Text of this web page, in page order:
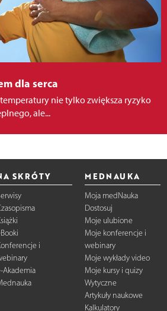
dla serca
nie tylko zwiększa ryzyko
ale...
SKRÓTY
i
Akademia
MEDNAUKA
Moja medNauka
Dostosuj
Moje ulubione
Moje konferencje i
webinary
Moje wykłady video
Moje kursy i quizy
Wytyczne
Artykuły naukowe
Kalkulatory